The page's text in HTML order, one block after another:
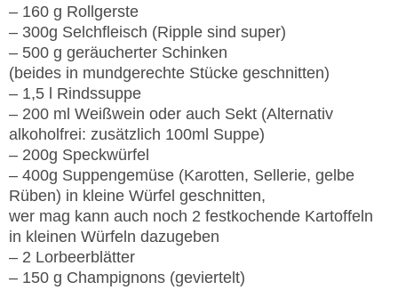
– 160 g Rollgerste
– 300g Selchfleisch (Ripple sind super)
– 500 g geräucherter Schinken
(beides in mundgerechte Stücke geschnitten)
– 1,5 l Rindssuppe
– 200 ml Weißwein oder auch Sekt (Alternativ
alkoholfrei: zusätzlich 100ml Suppe)
– 200g Speckwürfel
– 400g Suppengemüse (Karotten, Sellerie, gelbe
Rüben) in kleine Würfel geschnitten,
wer mag kann auch noch 2 festkochende Kartoffeln
in kleinen Würfeln dazugeben
– 2 Lorbeerblätter
– 150 g Champignons (geviertelt)